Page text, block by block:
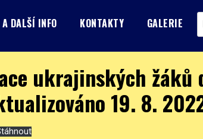
DALŠÍ INFO KONTAKTY GALERIE
ukrajinských žáků
19. 8.